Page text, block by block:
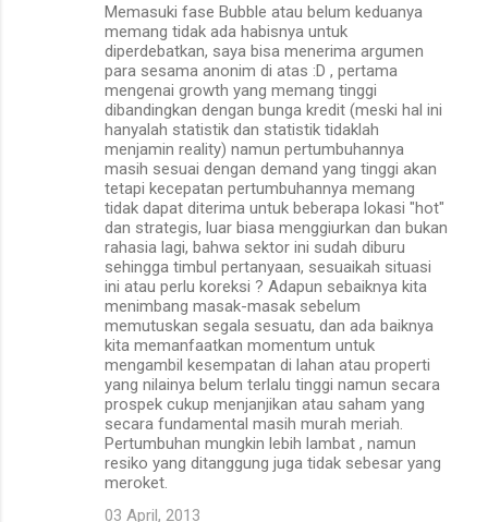
Memasuki fase Bubble atau belum keduanya
memang tidak ada habisnya untuk
diperdebatkan, saya bisa menerima argumen
para sesama anonim di atas :D , pertama
mengenai growth yang memang tinggi
dibandingkan dengan bunga kredit (meski hal ini
hanyalah statistik dan statistik tidaklah
menjamin reality) namun pertumbuhannya
masih sesuai dengan demand yang tinggi akan
tetapi kecepatan pertumbuhannya memang
tidak dapat diterima untuk beberapa lokasi "hot"
dan strategis, luar biasa menggiurkan dan bukan
rahasia lagi, bahwa sektor ini sudah diburu
sehingga timbul pertanyaan, sesuaikah situasi
ini atau perlu koreksi ? Adapun sebaiknya kita
menimbang masak-masak sebelum
memutuskan segala sesuatu, dan ada baiknya
kita memanfaatkan momentum untuk
mengambil kesempatan di lahan atau properti
yang nilainya belum terlalu tinggi namun secara
prospek cukup menjanjikan atau saham yang
secara fundamental masih murah meriah.
Pertumbuhan mungkin lebih lambat , namun
resiko yang ditanggung juga tidak sebesar yang
meroket.
03 April, 2013